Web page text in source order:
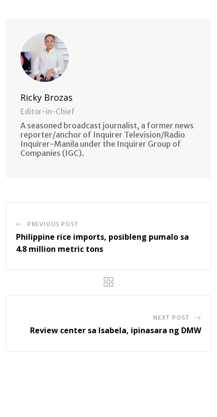
Ricky Brozas
Editor-in-Chief
A seasoned broadcast journalist, a former news
reporter/anchor of Inquirer Television/Radio
Inquirer-Manila under the Inquirer Group of
Companies (IGC).
PREVIOUS POST
Philippine rice imports, posibleng pumalo sa
4.8 million metric tons
NEXT POST
Review center sa Isabela, ipinasara ng DMW